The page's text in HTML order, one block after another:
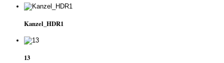
Kanzel_HDR1
13